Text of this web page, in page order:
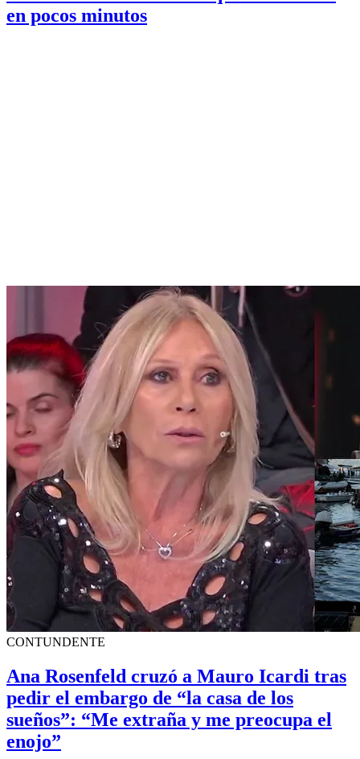
en pocos minutos
CONTUNDENTE
Ana Rosenfeld cruzó a Mauro Icardi tras
pedir el embargo de “la casa de los
sueños”: “Me extraña y me preocupa el
enojo”